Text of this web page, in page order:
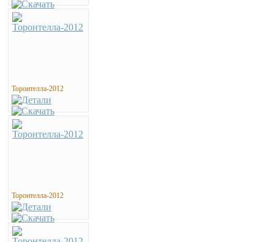
Торонтелла-2012
Торонтелла-2012